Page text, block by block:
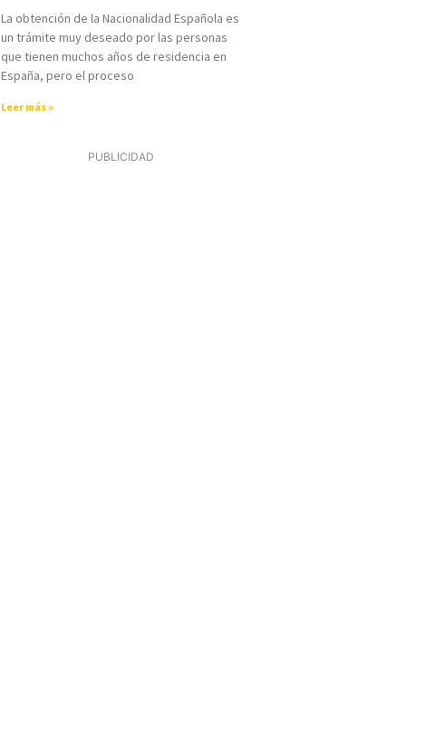
La obtención de la Nacionalidad Española es
un trámite muy deseado por las personas
que tienen muchos años de residencia en
España, pero el proceso
Leer más »
PUBLICIDAD